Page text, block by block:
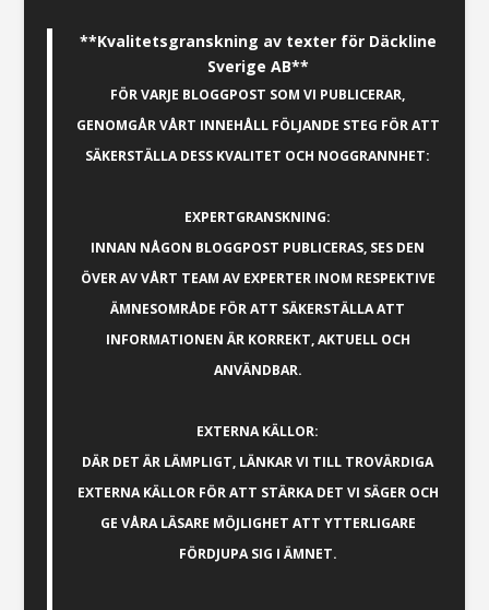
**Kvalitetsgranskning av texter för Däckline
Sverige AB**
FÖR VARJE BLOGGPOST SOM VI PUBLICERAR,
GENOMGÅR VÅRT INNEHÅLL FÖLJANDE STEG FÖR ATT
SÄKERSTÄLLA DESS KVALITET OCH NOGGRANNHET:
EXPERTGRANSKNING:
INNAN NÅGON BLOGGPOST PUBLICERAS, SES DEN
ÖVER AV VÅRT TEAM AV EXPERTER INOM RESPEKTIVE
ÄMNESOMRÅDE FÖR ATT SÄKERSTÄLLA ATT
INFORMATIONEN ÄR KORREKT, AKTUELL OCH
ANVÄNDBAR.
EXTERNA KÄLLOR:
DÄR DET ÄR LÄMPLIGT, LÄNKAR VI TILL TROVÄRDIGA
EXTERNA KÄLLOR FÖR ATT STÄRKA DET VI SÄGER OCH
GE VÅRA LÄSARE MÖJLIGHET ATT YTTERLIGARE
FÖRDJUPA SIG I ÄMNET.